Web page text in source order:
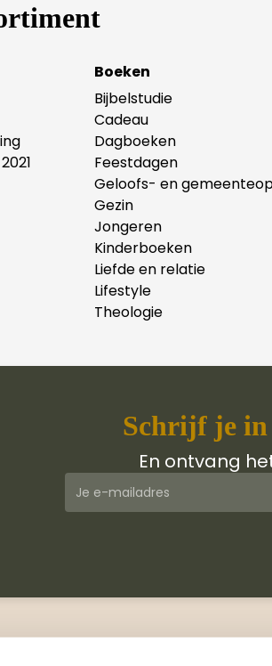
Boeken
Bijbelstudie
Cadeau
Dagboeken
Feestdagen
Geloofs- en
Gezin
Jongeren
Kinderboeken
Liefde en relatie
Lifestyle
Theologie
Schrijf je in
En ontvang